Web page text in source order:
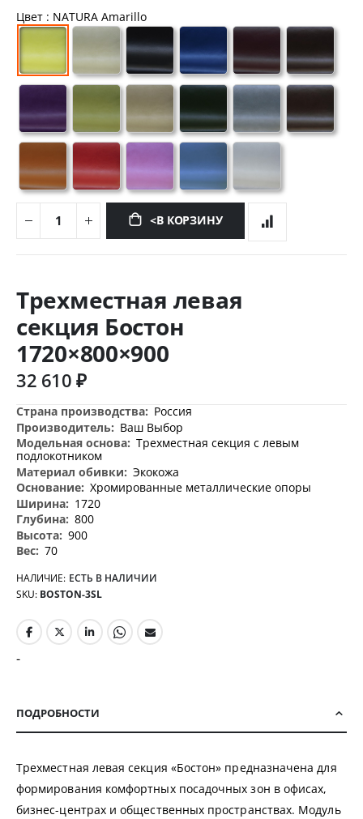
Цвет : NATURA Amarillo
<В КОРЗИНУ
к
началу
галереи
изображений
Трехместная левая
секция Бостон
1720×800×900
32 610 ₽
Дополнительная
информация
Россия
Ваш Выбор
Трехместная секция с левым
подлокотником
Экокожа
Хромированные металлические опоры
1720
800
900
70
НАЛИЧИЕ: ЕСТЬ В НАЛИЧИИ
SKU BOSTON-3SL
-
ПОДРОБНОСТИ
Трехместная левая секция «Бостон» предназначена для
формирования комфортных посадочных зон в офисах,
бизнес-центрах и общественных пространствах. Модуль